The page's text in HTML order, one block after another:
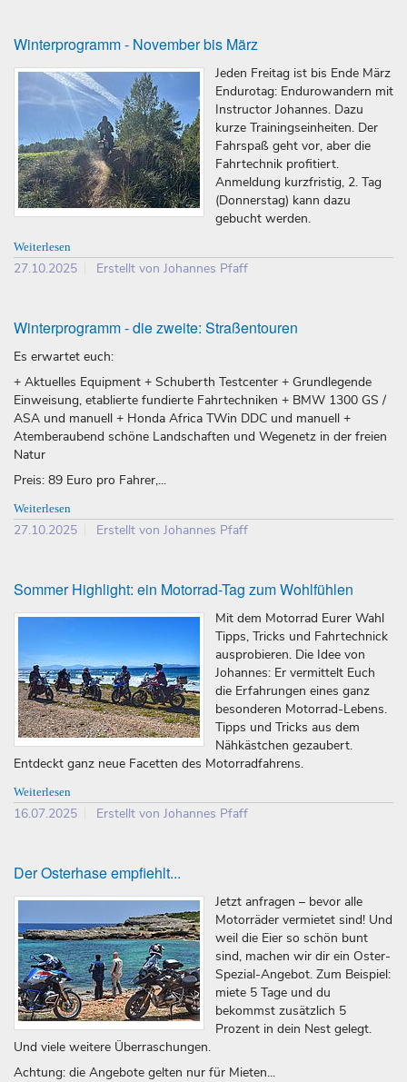
Winterprogramm - November bis März
Jeden Freitag ist bis Ende März
Endurotag: Endurowandern mit
Instructor Johannes. Dazu
kurze Trainingseinheiten. Der
Fahrspaß geht vor, aber die
Fahrtechnik profitiert.
Anmeldung kurzfristig, 2. Tag
(Donnerstag) kann dazu
gebucht werden.
Weiterlesen
27.10.2025 Erstellt von Johannes Pfaff
Winterprogramm - die zweite: Straßentouren
Es erwartet euch:
+ Aktuelles Equipment + Schuberth Testcenter + Grundlegende
Einweisung, etablierte fundierte Fahrtechniken + BMW 1300 GS /
ASA und manuell + Honda Africa TWin DDC und manuell +
Atemberaubend schöne Landschaften und Wegenetz in der freien
Natur
Preis: 89 Euro pro Fahrer,...
Weiterlesen
27.10.2025 Erstellt von Johannes Pfaff
Sommer Highlight: ein Motorrad-Tag zum Wohlfühlen
Mit dem Motorrad Eurer Wahl
Tipps, Tricks und Fahrtechnick
ausprobieren. Die Idee von
Johannes: Er vermittelt Euch
die Erfahrungen eines ganz
besonderen Motorrad-Lebens.
Tipps und Tricks aus dem
Nähkästchen gezaubert.
Entdeckt ganz neue Facetten des Motorradfahrens.
Weiterlesen
16.07.2025 Erstellt von Johannes Pfaff
Der Osterhase empfiehlt...
Jetzt anfragen – bevor alle
Motorräder vermietet sind! Und
weil die Eier so schön bunt
sind, machen wir dir ein Oster-
Spezial-Angebot. Zum Beispiel:
miete 5 Tage und du
bekommst zusätzlich 5
Prozent in dein Nest gelegt.
Und viele weitere Überraschungen.
Achtung: die Angebote gelten nur für Mieten...